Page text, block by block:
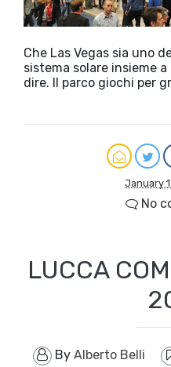
Che Las Vegas sia uno
sistema solare insieme
dire. Il parco giochi per
January
No
LUCCA
By Alberto Belli